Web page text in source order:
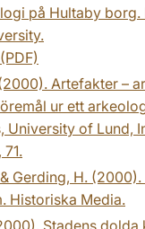
på Hultaby borg.
Artefakter –
ur ett
University of Lund,
Gerding, H.
Historiska Media.
Stadens dolda